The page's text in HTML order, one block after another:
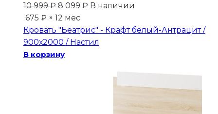
10 999₽ Первоначальная
цена
составляла
10
999 ₽.
8 099 ₽ Текущая
8
099 ₽.
В наличии
675 ₽ × 12 мес
Кровать "Беатрис" - Крафт белый-Антрацит /
900х2000 / Настил
В корзину